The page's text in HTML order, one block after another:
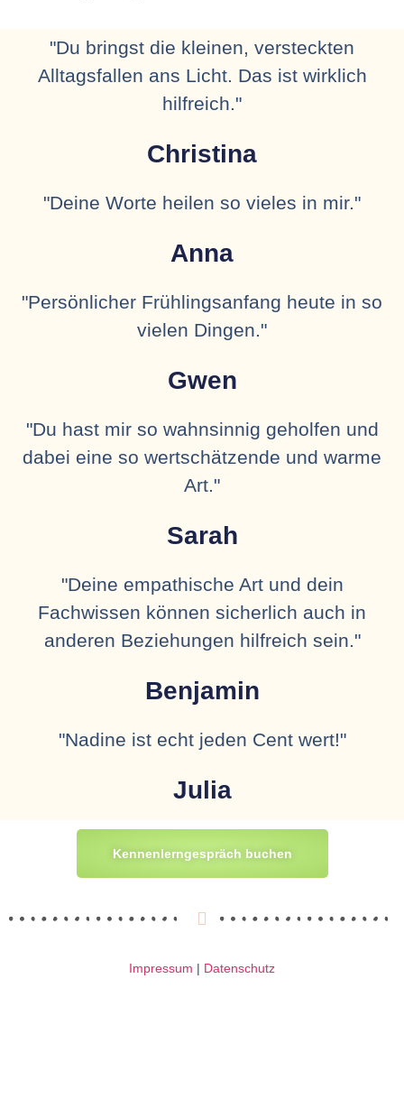
"Du bringst die kleinen, versteckten
Alltagsfallen ans Licht. Das ist wirklich
hilfreich."
Christina
"Deine Worte heilen so vieles in mir."
Anna
"Persönlicher Frühlingsanfang heute in so
vielen Dingen."
Gwen
"Du hast mir so wahnsinnig geholfen und
dabei eine so wertschätzende und warme
Art."
Sarah
"Deine empathische Art und dein
Fachwissen können sicherlich auch in
anderen Beziehungen hilfreich sein."
Benjamin
"Nadine ist echt jeden Cent wert!"
Julia
Kennenlerngespräch buchen
Impressum | Datenschutz